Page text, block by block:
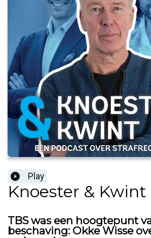
Play
Knoester & Kwint
TBS was een hoogtepunt
beschaving: Okke Wisse